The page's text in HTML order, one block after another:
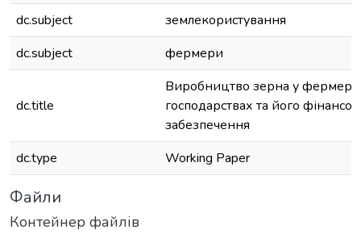
dc.subject
землекористування
dc.subject
фермери
dc.title
Виробництво зерна у
господарствах та його
забезпечення
dc.type
Working Paper
Файли
Контейнер файлів